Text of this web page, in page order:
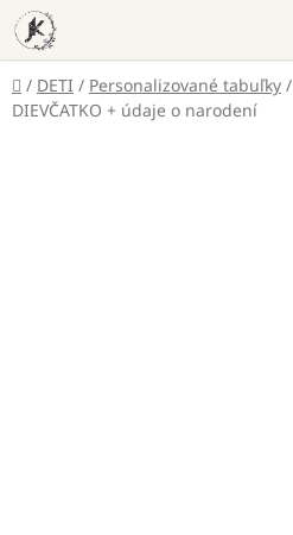
Prejsť
na
obsah
Domov
/ DETI / Personalizované tabuľky /
DIEVČATKO + údaje o narodení